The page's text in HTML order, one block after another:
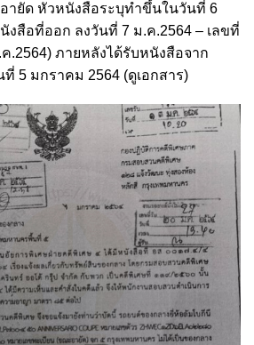
อายัด หัวหนังสือระบุทำขึ้นในวันที่ 6
งสือที่ออก ลงวันที่ 7 ม.ค.2564 – เลขที่
ค.2564) ภายหลังได้รับหนังสือจาก
5 มกราคม 2564 (ดูเอกสาร)